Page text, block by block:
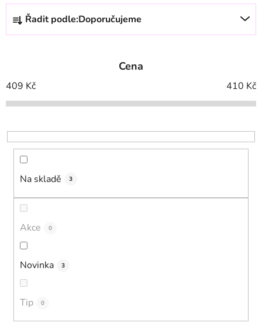
Ř
z
í
p
o
d
Řadit podle:Doporučujeme
Cena
409 Kč 410 Kč
Na skladě 3
Akce 0
Novinka 3
Tip 0